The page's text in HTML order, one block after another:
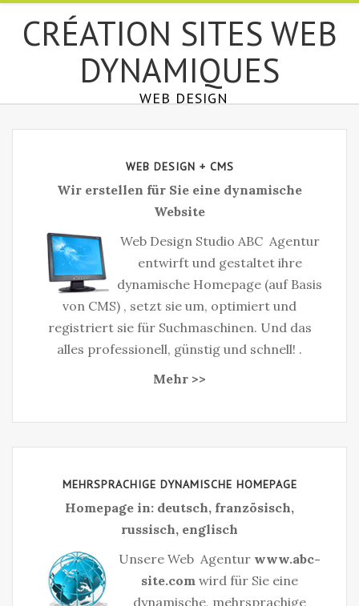
СRÉATION SITES WEB
DYNAMIQUES
WEB DESIGN
WEB DESIGN + CMS
Wir erstellen für Sie eine dynamische
Website
Web Design Studio ABC Agentur
entwirft und gestaltet ihre
dynamische Homepage (auf Basis
von CMS) , setzt sie um, optimiert und
registriert sie für Suchmaschinen. Und das
alles professionell, günstig und schnell! .
Mehr >>
MEHRSPRACHIGE DYNAMISCHE HOMEPAGE
Homepage in: deutsch, französisch,
russisch, englisch
Unsere Web Agentur www.abc-
site.com wird für Sie eine
dynamische, mehrsprachige